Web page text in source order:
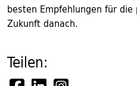
besten Empfehlungen für
Zukunft danach.
Teilen: